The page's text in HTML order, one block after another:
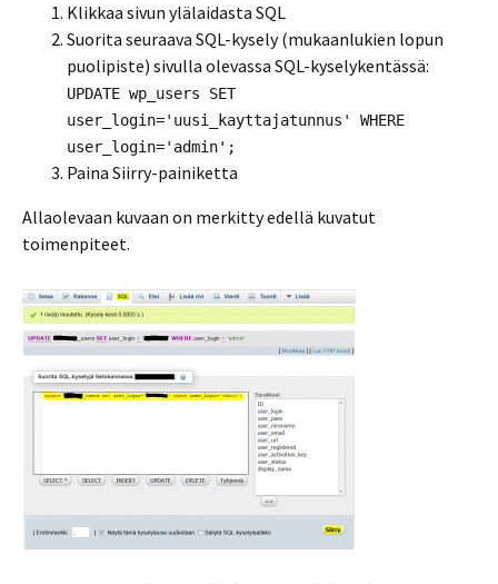
Klikkaa sivun ylälaidasta SQL
Suorita seuraava SQL-kysely (mukaanlukien lopun
puolipiste) sivulla olevassa SQL-kyselykentässä:
UPDATE wp_users SET
user_login='uusi_kayttajatunnus' WHERE
user_login='admin';
Paina Siirry-painiketta
Allaolevaan kuvaan on merkitty edellä kuvatut
toimenpiteet.